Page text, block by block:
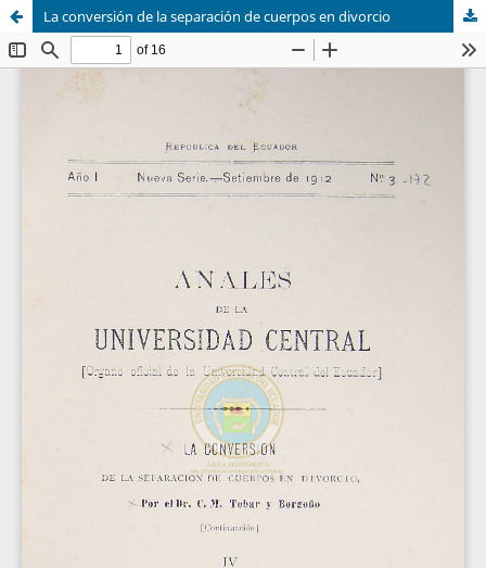
La conversión de la separación de cuerpos en divorcio